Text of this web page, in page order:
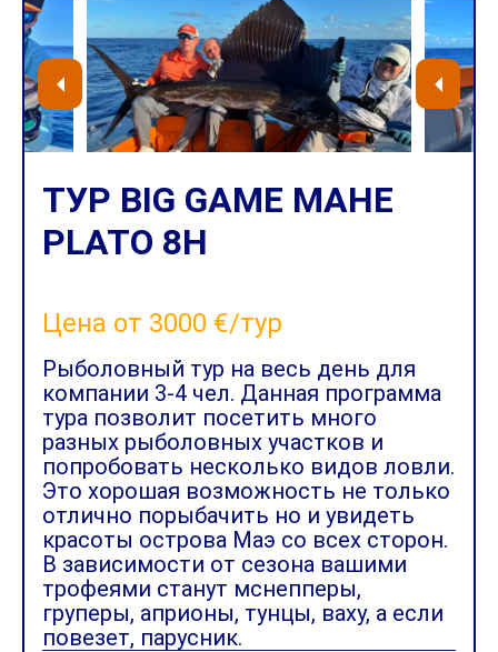
ТУР BIG GAME MAHE
PLATO 8H
Цена от 3000 €/тур
Рыболовный тур на весь день для
компании 3-4 чел. Данная программа
тура позволит посетить много
разных рыболовных участков и
попробовать несколько видов ловли.
Это хорошая возможность не только
отлично порыбачить но и увидеть
красоты острова Маэ со всех сторон.
В зависимости от сезона вашими
трофеями станут мснепперы,
груперы, априоны, тунцы, ваху, а если
повезет, парусник.